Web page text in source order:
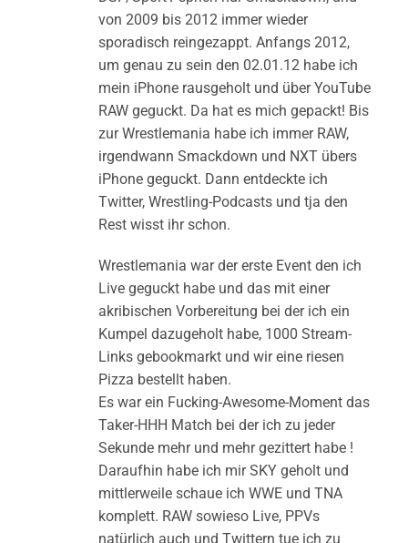
von 2009 bis 2012 immer wieder
sporadisch reingezappt. Anfangs 2012,
um genau zu sein den 02.01.12 habe ich
mein iPhone rausgeholt und über YouTube
RAW geguckt. Da hat es mich gepackt! Bis
zur Wrestlemania habe ich immer RAW,
irgendwann Smackdown und NXT übers
iPhone geguckt. Dann entdeckte ich
Twitter, Wrestling-Podcasts und tja den
Rest wisst ihr schon.
Wrestlemania war der erste Event den ich
Live geguckt habe und das mit einer
akribischen Vorbereitung bei der ich ein
Kumpel dazugeholt habe, 1000 Stream-
Links gebookmarkt und wir eine riesen
Pizza bestellt haben.
Es war ein Fucking-Awesome-Moment das
Taker-HHH Match bei der ich zu jeder
Sekunde mehr und mehr gezittert habe !
Daraufhin habe ich mir SKY geholt und
mittlerweile schaue ich WWE und TNA
komplett. RAW sowieso Live, PPVs
natürlich auch und Twittern tue ich zu